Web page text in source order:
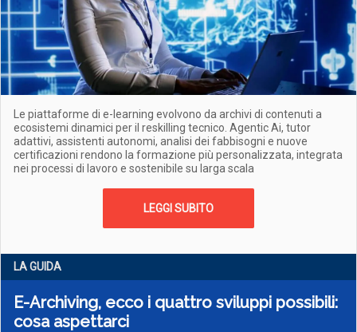
Le piattaforme di e-learning evolvono da archivi di contenuti a
ecosistemi dinamici per il reskilling tecnico. Agentic Ai, tutor
adattivi, assistenti autonomi, analisi dei fabbisogni e nuove
certificazioni rendono la formazione più personalizzata, integrata
nei processi di lavoro e sostenibile su larga scala
LEGGI SUBITO
LA GUIDA
E-Archiving, ecco i quattro sviluppi possibili:
cosa aspettarci